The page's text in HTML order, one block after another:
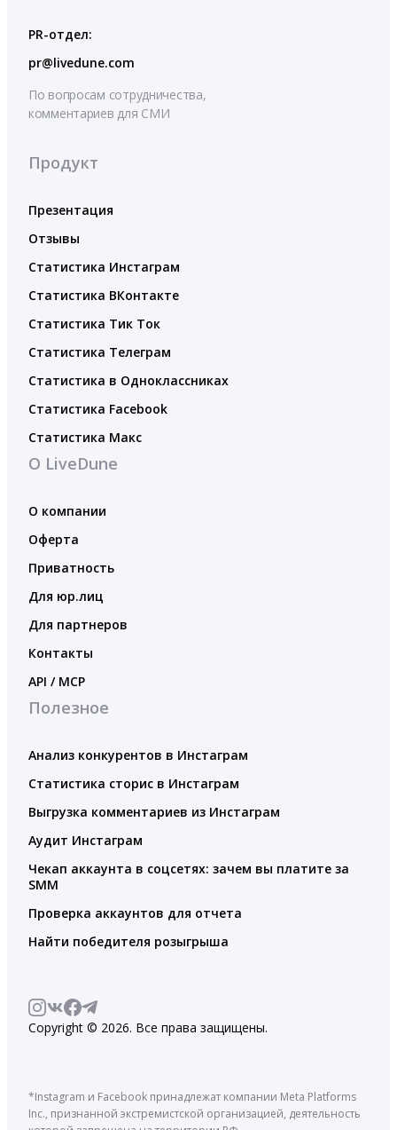
PR-отдел:
pr@livedune.com
По вопросам сотрудничества,
комментариев для СМИ
Продукт
Презентация
Отзывы
Статистика Инстаграм
Статистика ВКонтакте
Статистика Тик Ток
Статистика Телеграм
Статистика в Одноклассниках
Статистика Facebook
Статистика Макс
О LiveDune
О компании
Оферта
Приватность
Для юр.лиц
Для партнеров
Контакты
API / MCP
Полезное
Анализ конкурентов в Инстаграм
Статистика сторис в Инстаграм
Выгрузка комментариев из Инстаграм
Аудит Инстаграм
Чекап аккаунта в соцсетях: зачем вы платите за
SMM
Проверка аккаунтов для отчета
Найти победителя розыгрыша
Copyright © 2026. Все права защищены.
*Instagram и Facebook принадлежат компании Meta Platforms
Inc., признанной экстремистской организацией, деятельность